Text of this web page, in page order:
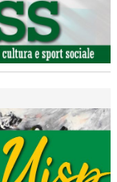
della stagione